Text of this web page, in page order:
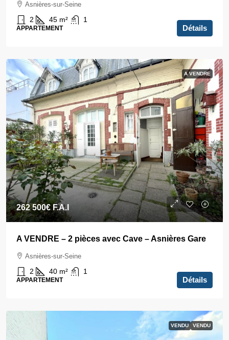
Asnières-sur-Seine
2 45 m² 1
APPARTEMENT Détails
A VENDRE
262 500€ F.A.I
A VENDRE – 2 pièces avec Cave – Asnières Gare
Asnières-sur-Seine
2 40 m² 1
APPARTEMENT Détails
VENDU VENDU